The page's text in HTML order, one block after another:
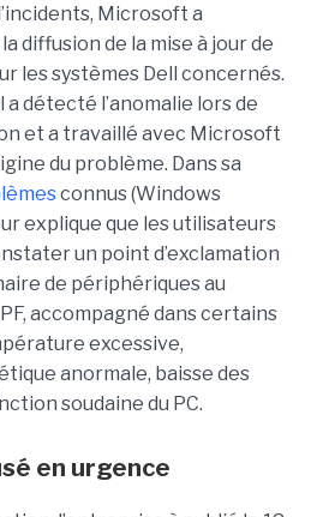
Microsoft a
diffusion de la mise à jour de
les systèmes Dell concernés.
a détecté l’anomalie lors de
et a travaillé avec Microsoft
du problème. Dans sa
connus (Windows
explique que les utilisateurs
un point d’exclamation
de périphériques au
accompagné dans certains
excessive,
anormale, baisse des
soudaine du PC.
en urgence